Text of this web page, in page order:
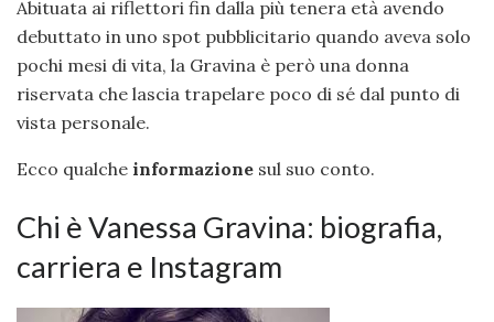
Abituata ai riflettori fin dalla più tenera età avendo
debuttato in uno spot pubblicitario quando aveva solo
pochi mesi di vita, la Gravina è però una donna
riservata che lascia trapelare poco di sé dal punto di
vista personale.
Ecco qualche informazione sul suo conto.
Chi è Vanessa Gravina: biografia,
carriera e Instagram